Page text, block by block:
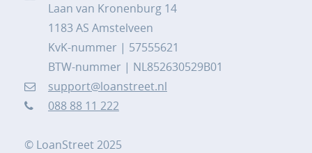
Laan van Kronenburg 14
1183 AS Amstelveen
KvK-nummer | 57555621
BTW-nummer | NL852630529B01
support@loanstreet.nl
088 88 11 222
© LoanStreet 2025